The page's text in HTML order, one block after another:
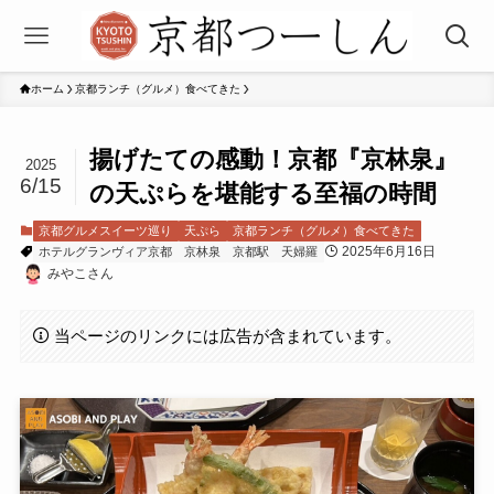
ホーム 京都ランチ（グルメ）食べてきた
揚げたての感動！京都『京林泉』
の天ぷらを堪能する至福の時間
2025
6/15
京都グルメスイーツ巡り 天ぷら
京都ランチ（グルメ）食べてきた
ホテルグランヴィア京都
京林泉 京都駅 天婦羅
2025年6月16日
みやこさん
当ページのリンクには広告が含まれています。